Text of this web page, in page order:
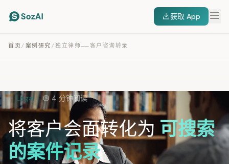
获取 App
首页 / 案例研究 /独立律师——客户咨询转录
Legal 4 分钟阅读
将客户会面转化为可搜索
的案件记录